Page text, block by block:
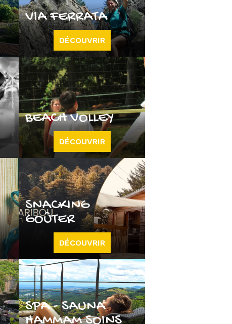
VIA FERRATA
DÉCOUVRIR
BEACH VOLLEY
DÉCOUVRIR
SNACKING
GOÛTER
DÉCOUVRIR
SPA - SAUNA